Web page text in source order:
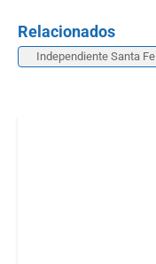
Relacionados
Independiente Santa Fe